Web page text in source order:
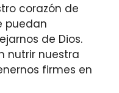
corazón de
puedan
de Dios.
nutrir nuestra
firmes en